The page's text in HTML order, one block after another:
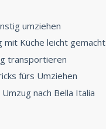
umziehen
mit Küche leicht gemacht
transportieren
fürs Umziehen
nach Bella Italia